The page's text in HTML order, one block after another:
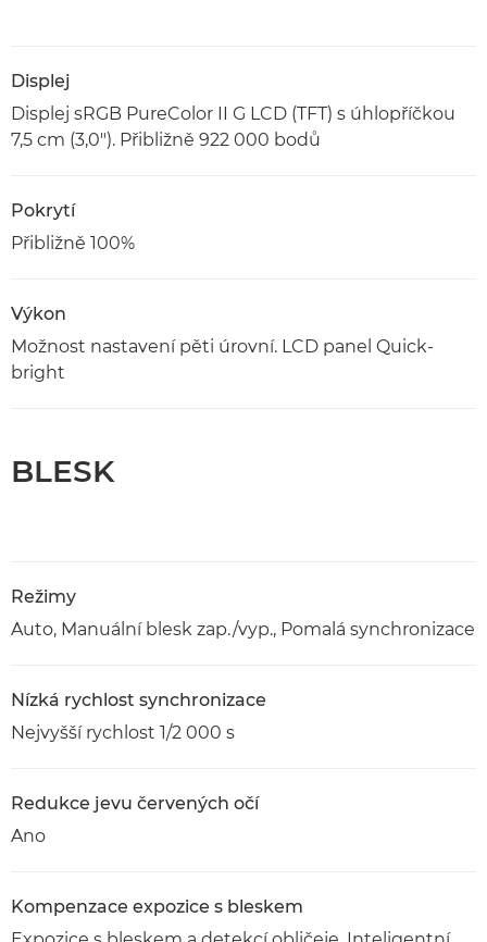
Displej
Displej sRGB PureColor II G LCD (TFT) s úhlopříčkou
7,5 cm (3,0"). Přibližně 922 000 bodů
Pokrytí
Přibližně 100%
Výkon
Možnost nastavení pěti úrovní. LCD panel Quick-
bright
BLESK
Režimy
Auto, Manuální blesk zap./vyp., Pomalá synchronizace
Nízká rychlost synchronizace
Nejvyšší rychlost 1/2 000 s
Redukce jevu červených očí
Ano
Kompenzace expozice s bleskem